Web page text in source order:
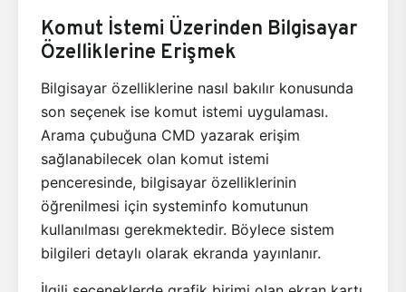
Komut İstemi Üzerinden Bilgisayar
Özelliklerine Erişmek
Bilgisayar özelliklerine nasıl bakılır konusunda
son seçenek ise komut istemi uygulaması.
Arama çubuğuna CMD yazarak erişim
sağlanabilecek olan komut istemi
penceresinde, bilgisayar özelliklerinin
öğrenilmesi için systeminfo komutunun
kullanılması gerekmektedir. Böylece sistem
bilgileri detaylı olarak ekranda yayınlanır.